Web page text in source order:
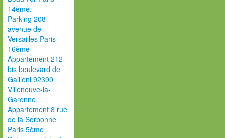
14ème.
Parking 208
avenue de
Versailles Paris
16ème
Appartement 212
bis boulevard de
Galliéni 92390
Villeneuve-la-
Garenne
Appartement 8 rue
de la Sorbonne
Paris 5ème